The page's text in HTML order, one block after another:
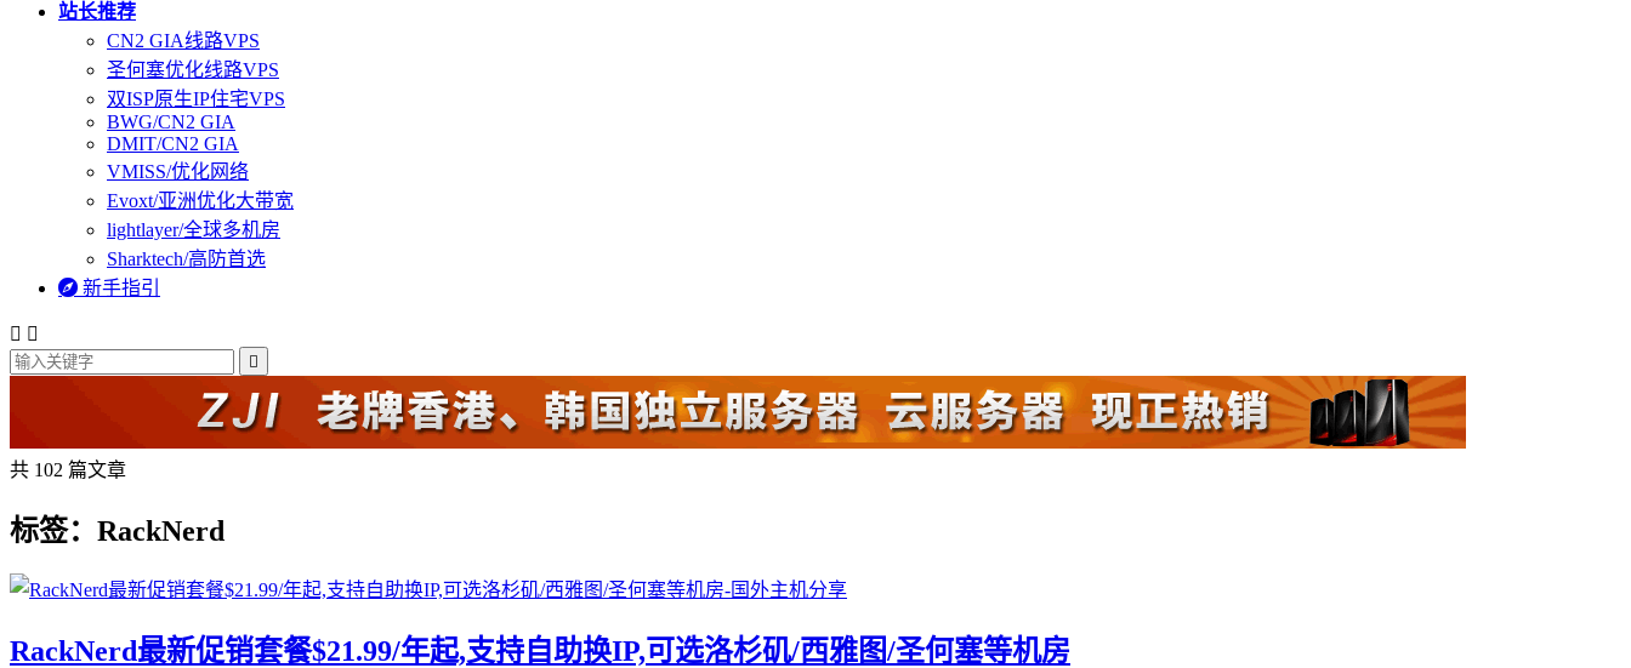
站长推荐
CN2 GIA线路VPS
圣何塞优化线路VPS
双ISP原生IP住宅VPS
BWG/CN2 GIA
DMIT/CN2 GIA
VMISS/优化网络
Evoxt/亚洲优化大带宽
lightlayer/全球多机房
Sharktech/高防首选
 新手指引
 

共 102 篇文章
标签：RackNerd
RackNerd最新促销套餐$21.99/年起,支持自助换IP,可选洛杉矶/西雅图/圣何塞等机房